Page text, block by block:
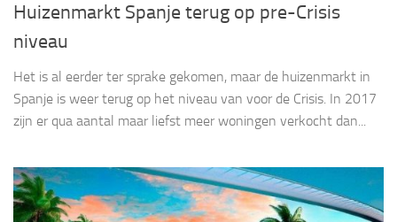
Huizenmarkt Spanje terug op pre-Crisis
niveau
Het is al eerder ter sprake gekomen, maar de huizenmarkt in
Spanje is weer terug op het niveau van voor de Crisis. In 2017
zijn er qua aantal maar liefst meer woningen verkocht dan...